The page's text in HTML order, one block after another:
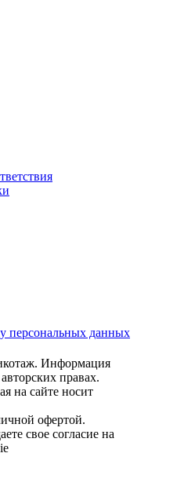
персональных данных
Информация
правах.
на сайте носит
офертой.
свое согласие на